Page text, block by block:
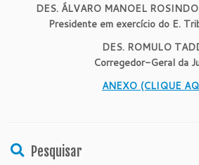
DES. ÁLVARO MANOEL
Presidente em exercício do E.
DES. ROMULO
Corregedor-Geral da
ANEXO (CLIQUE
Pesquisar